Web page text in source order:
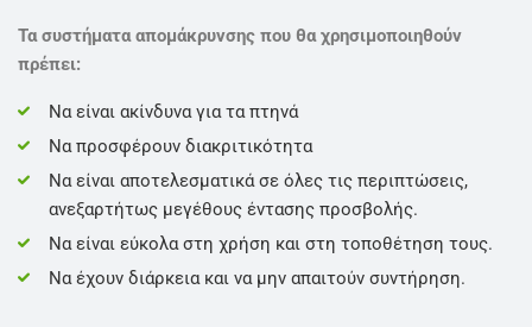
Τα συστήματα απομάκρυνσης που θα χρησιμοποιηθούν
πρέπει:
Να είναι ακίνδυνα για τα πτηνά
Να προσφέρουν διακριτικότητα
Να είναι αποτελεσματικά σε όλες τις περιπτώσεις,
ανεξαρτήτως μεγέθους έντασης προσβολής.
Να είναι εύκολα στη χρήση και στη τοποθέτηση τους.
Να έχουν διάρκεια και να μην απαιτούν συντήρηση.